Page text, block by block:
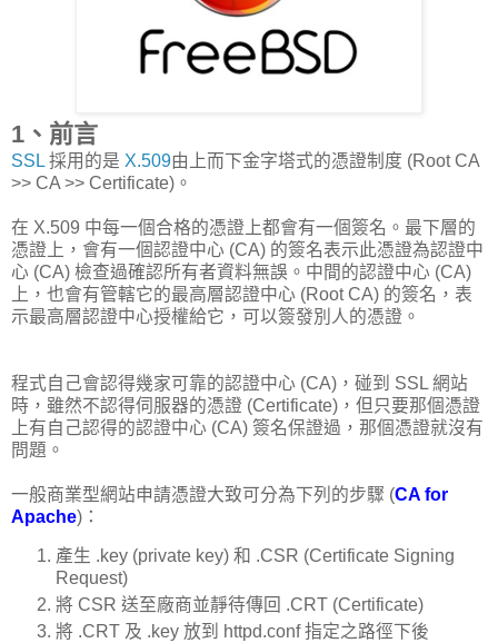
1、前言
SSL 採用的是 X.509由上而下金字塔式的憑證制度 (Root CA
>> CA >> Certificate)。
在 X.509 中每一個合格的憑證上都會有一個簽名。最下層的
憑證上，會有一個認證中心 (CA) 的簽名表示此憑證為認證中
心 (CA) 檢查過確認所有者資料無誤。中間的認證中心 (CA)
上，也會有管轄它的最高層認證中心 (Root CA) 的簽名，表
示最高層認證中心授權給它，可以簽發別人的憑證。
程式自己會認得幾家可靠的認證中心 (CA)，碰到 SSL 網站
時，雖然不認得伺服器的憑證 (Certificate)，但只要那個憑證
上有自己認得的認證中心 (CA) 簽名保證過，那個憑證就沒有
問題。
一般商業型網站申請憑證大致可分為下列的步驟 (CA for
Apache)：
產生 .key (private key) 和 .CSR (Certificate Signing
Request)
將 CSR 送至廠商並靜待傳回 .CRT (Certificate)
將 .CRT 及 .key 放到 httpd.conf 指定之路徑下後